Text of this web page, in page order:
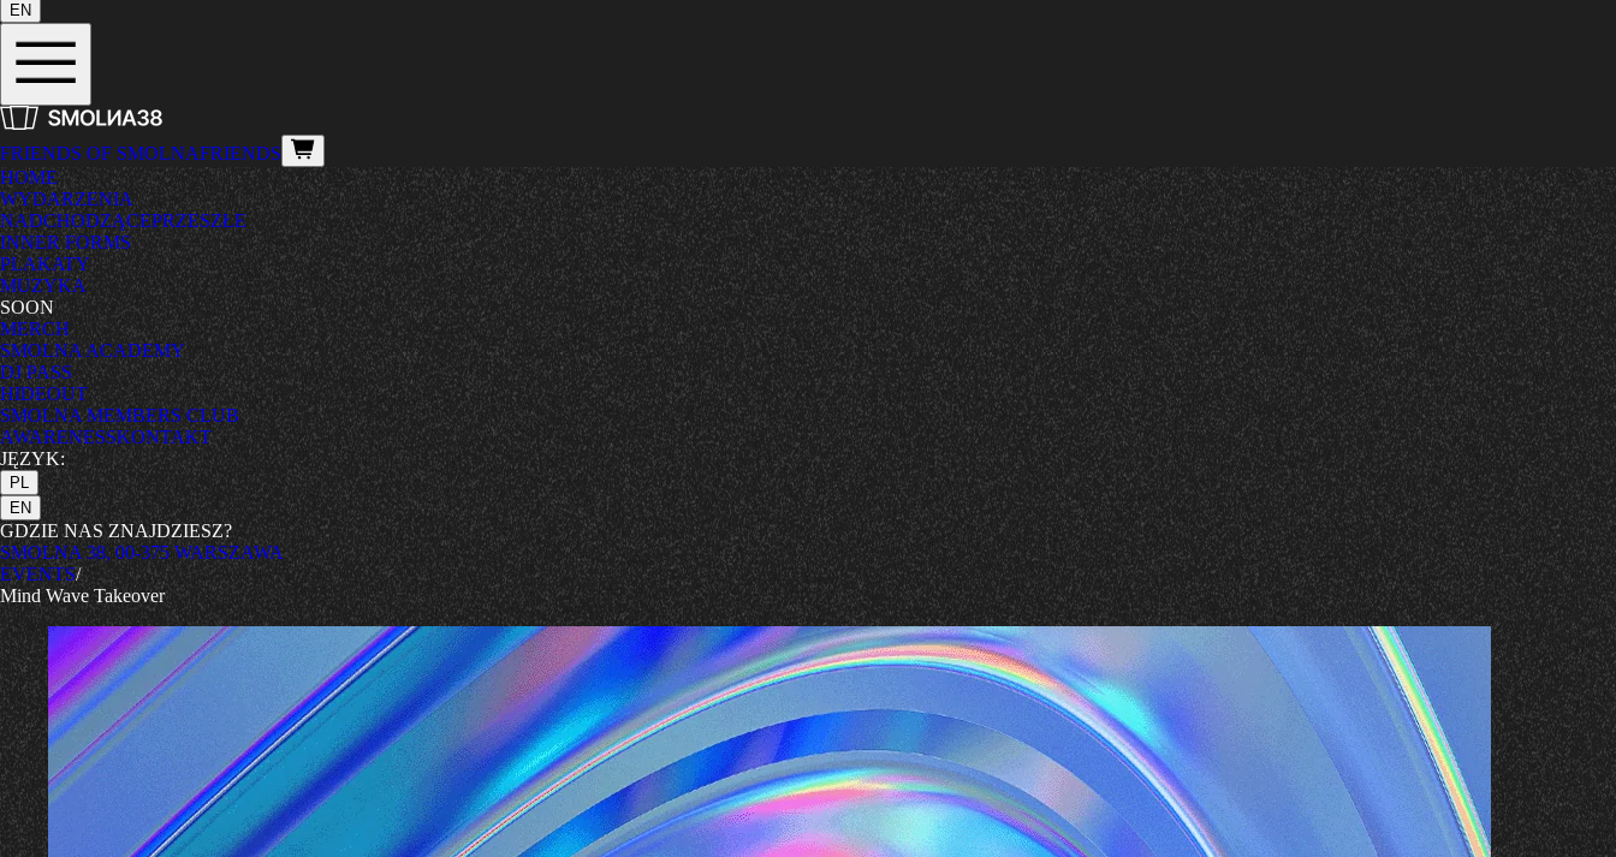
EN
FRIENDS OF SMOLNAFRIENDS
HOME
WYDARZENIA
NADCHODZĄCEPRZESZŁE
INNER FORMS
PLAKATY
MUZYKA
SOON
MERCH
SMOLNA ACADEMY
DJ PASS
HIDEOUT
SMOLNA MEMBERS CLUB
AWARENESSKONTAKT
JĘZYK:
PL
EN
GDZIE NAS ZNAJDZIESZ?
SMOLNA 38, 00-375 WARSZAWA
EVENTS/
Mind Wave Takeover